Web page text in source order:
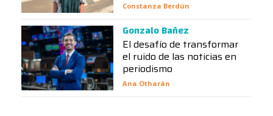
Constanza Berdún
Gonzalo Bañez
El desafío de transformar
el ruido de las noticias en
periodismo
Ana Otharán